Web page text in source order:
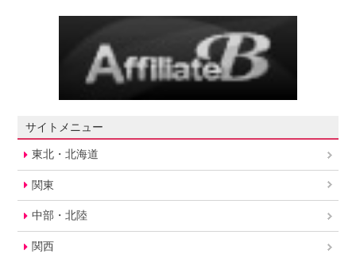
サイトメニュー
東北・北海道
関東
中部・北陸
関西